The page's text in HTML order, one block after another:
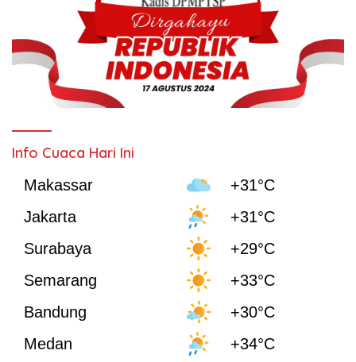
Info Cuaca Hari Ini
Makassar
+31°C
Jakarta
+31°C
Surabaya
+29°C
Semarang
+33°C
Bandung
+30°C
Medan
+34°C